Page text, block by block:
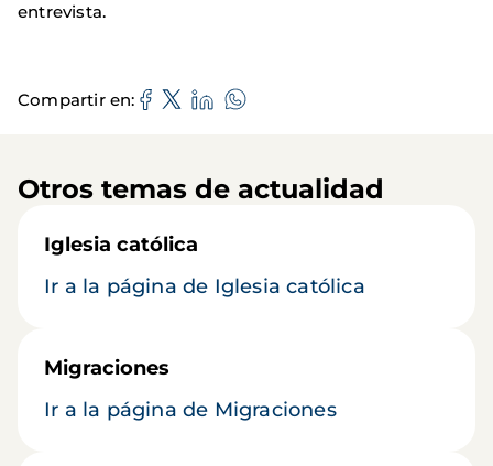
entrevista.
Compartir en
Otros temas de actualidad
Iglesia católica
Ir a la página de Iglesia católica
Migraciones
Ir a la página de Migraciones